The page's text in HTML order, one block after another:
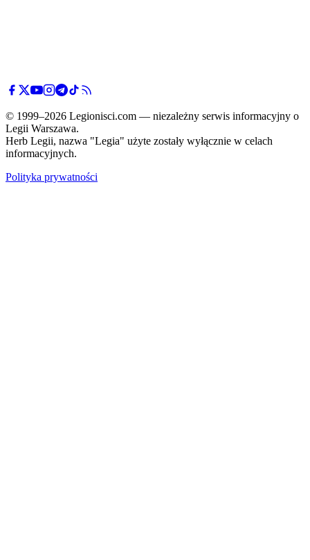
© 1999–2026 Legionisci.com — niezależny serwis informacyjny o
Legii Warszawa.
Herb Legii, nazwa "Legia" użyte zostały wyłącznie w celach
informacyjnych.
Polityka prywatności